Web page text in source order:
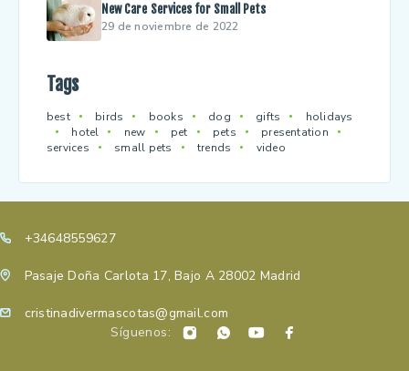
New Care Services for Small Pets
29 de noviembre de 2022
Tags
best birds books dog gifts
holidays
hotel
new pet pets
presentation
services
small pets trends video
+34648559627
Pasaje Doña Carlota 17, Bajo A 28002 Madrid
cristinadivermascotas@gmail.com
Síguenos: